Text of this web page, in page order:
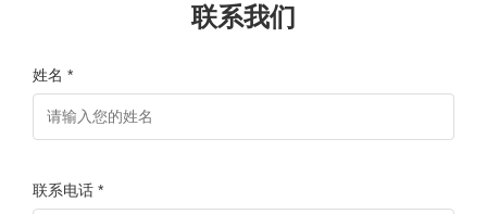
联系我们
姓名 *
联系电话 *